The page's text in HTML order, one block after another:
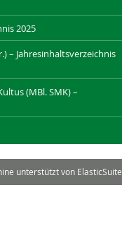
2025
– Jahresinhaltsverzeichnis
(MBl. SMK) –
unterstützt von ElasticSuite